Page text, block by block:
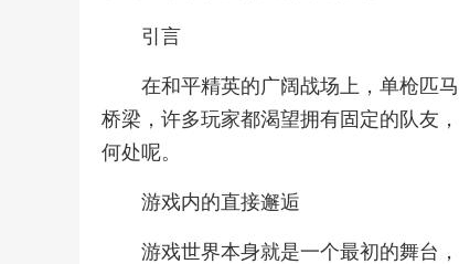
引言
在和平精英的广阔战场上，单枪匹
桥梁，许多玩家都渴望拥有固定的队友
何处呢。
游戏内的直接邂逅
游戏世界本身就是一个最初的舞台